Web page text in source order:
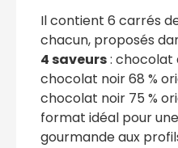
Il contient 6 carrés
chacun, proposés
4 saveurs: chocolat
chocolat noir 68 %
chocolat noir 75 %
format idéal pour
gourmande aux